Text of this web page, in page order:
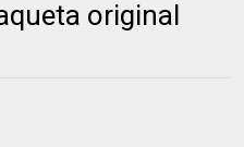
original